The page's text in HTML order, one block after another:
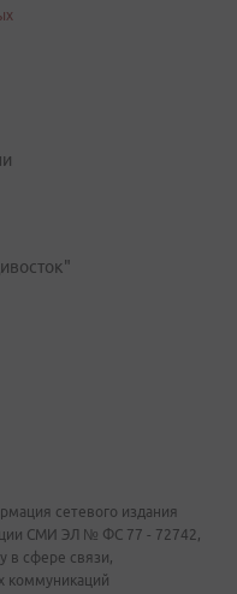
сетевого издания
СМИ ЭЛ № ФС 77 - 72742,
в сфере связи,
коммуникаций